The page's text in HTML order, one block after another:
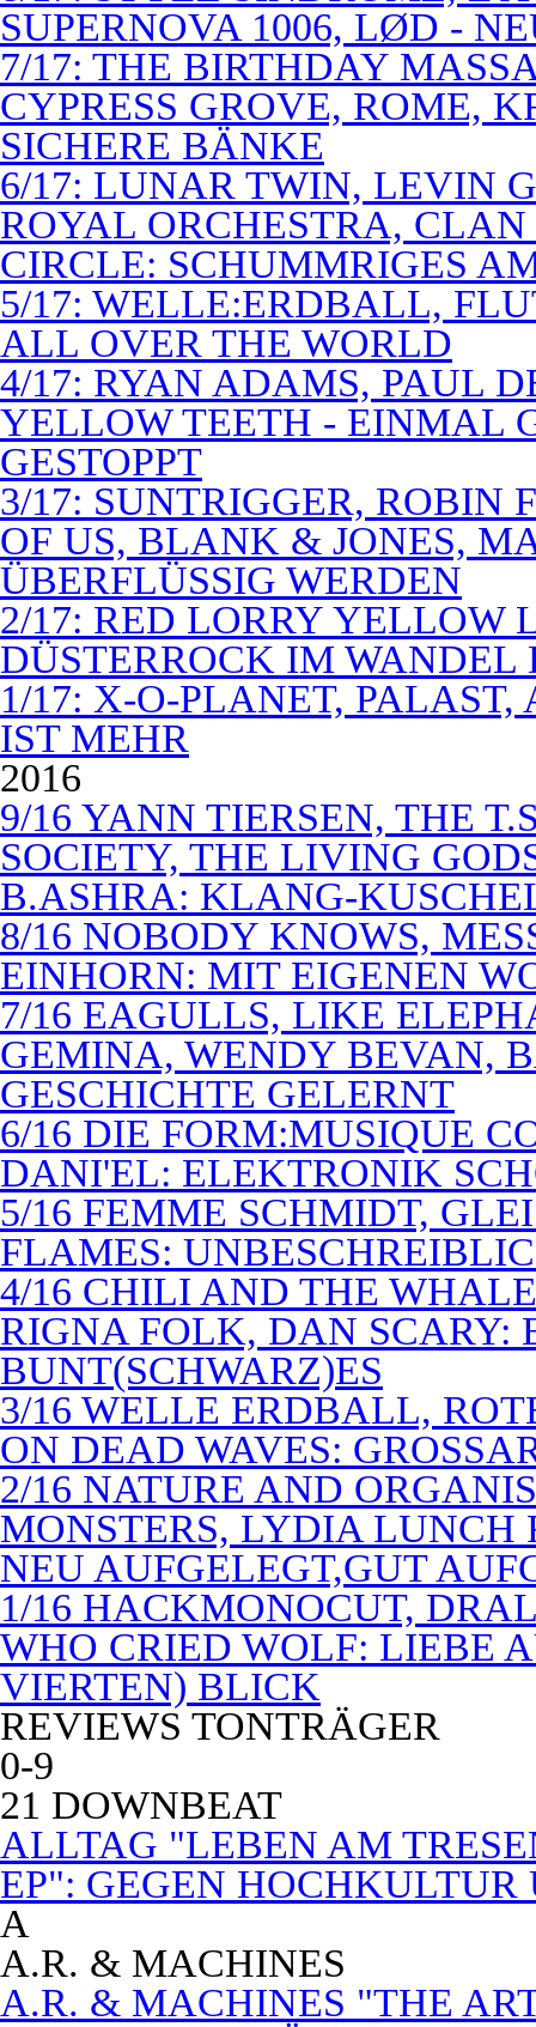
SUPERNOVA 1006, LØD -
7/17: THE BIRTHDAY
CYPRESS GROVE, ROME,
SICHERE BÄNKE
6/17: LUNAR TWIN, LEVIN
ROYAL ORCHESTRA,
CIRCLE: SCHUMMRIGES
5/17: WELLE:ERDBALL,
ALL OVER THE WORLD
4/17: RYAN ADAMS, PAUL
YELLOW TEETH - EINMAL
GESTOPPT
3/17: SUNTRIGGER, ROBIN
OF US, BLANK & JONES,
ÜBERFLÜSSIG WERDEN
2/17: RED LORRY YELLOW
DÜSTERROCK IM WANDEL
1/17: X-O-PLANET,
IST MEHR
2016
9/16 YANN TIERSEN, THE
SOCIETY, THE LIVING
B.ASHRA: KLANG-
8/16 NOBODY KNOWS,
EINHORN: MIT EIGENEN
7/16 EAGULLS, LIKE
GEMINA, WENDY BEVAN,
GESCHICHTE GELERNT
6/16 DIE FORM:MUSIQUE
DANI'EL: ELEKTRONIK
5/16 FEMME SCHMIDT,
FLAMES:
4/16 CHILI AND THE
RIGNA FOLK, DAN SCARY:
BUNT(SCHWARZ)ES
3/16 WELLE ERDBALL,
ON DEAD WAVES:
2/16 NATURE AND
MONSTERS, LYDIA LUNCH
NEU AUFGELEGT,GUT
1/16 HACKMONOCUT,
WHO CRIED WOLF: LIEBE
VIERTEN) BLICK
REVIEWS TONTRÄGER
0-9
21 DOWNBEAT
ALLTAG "LEBEN AM
EP": GEGEN
A
A.R. & MACHINES
A.R. & MACHINES "THE